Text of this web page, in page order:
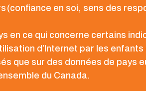
(confiance en soi, sens des
en ce qui concerne certains
d’Internet par les enfants
que sur des données de pays
du Canada.